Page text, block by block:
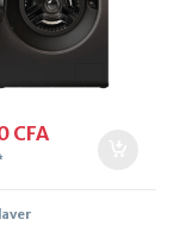
CFA